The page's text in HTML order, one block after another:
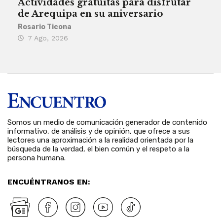
Actividades gratuitas para disfrutar
de Arequipa en su aniversario
Rosario Ticona
7 Ago, 2026
Somos un medio de comunicación generador de contenido
informativo, de análisis y de opinión, que ofrece a sus
lectores una aproximación a la realidad orientada por la
búsqueda de la verdad, el bien común y el respeto a la
persona humana.
ENCUÉNTRANOS EN: